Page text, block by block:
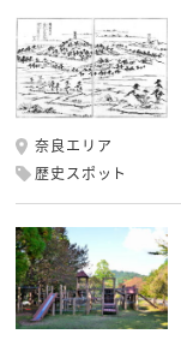
奈良エリア
歴史スポット